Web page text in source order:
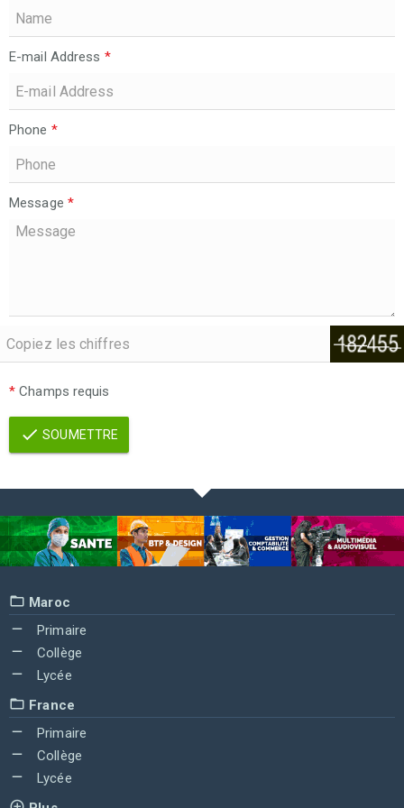
E-mail Address *
Phone *
Message *
* Champs requis
SOUMETTRE
Maroc
Primaire
Collège
Lycée
France
Primaire
Collège
Lycée